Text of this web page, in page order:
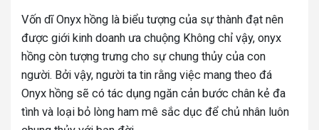
Vốn dĩ Onyx hồng là biểu tượng của sự thành đạt nên
được giới kinh doanh ưa chuộng Không chỉ vậy, onyx
hồng còn tượng trưng cho sự chung thủy của con
người. Bởi vậy, người ta tin rằng việc mang theo đá
Onyx hồng sẽ có tác dụng ngăn cản bước chân kẻ đa
tình và loại bỏ lòng ham mê sắc dục để chủ nhân luôn